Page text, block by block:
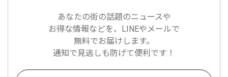
あなたの街の話題のニュースや
お得な情報などを、LINEやメールで
無料でお届けします。
通知で見逃しも防げて便利です！